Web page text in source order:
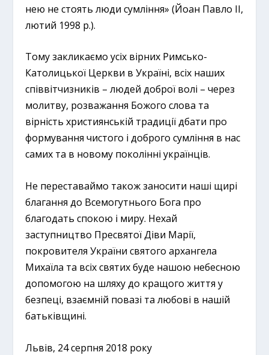
нею не стоять люди сумління» (Йоан Павло ІІ,
лютий 1998 р.).
Тому закликаємо усіх вірних Римсько-
Католицької Церкви в Україні, всіх наших
співвітчизників – людей доброї волі – через
молитву, розважання Божого слова та
вірність християнській традиції дбати про
формування чистого і доброго сумління в нас
самих та в новому поколінні українців.
Не переставаймо також заносити наші щирі
благання до Всемогутнього Бога про
благодать спокою і миру. Нехай
заступництво Пресвятої Діви Марії,
покровителя України святого архангела
Михаїла та всіх святих буде нашою небесною
допомогою на шляху до кращого життя у
безпеці, взаємній повазі та любові в нашій
батьківщині.
Львів, 24 серпня 2018 року